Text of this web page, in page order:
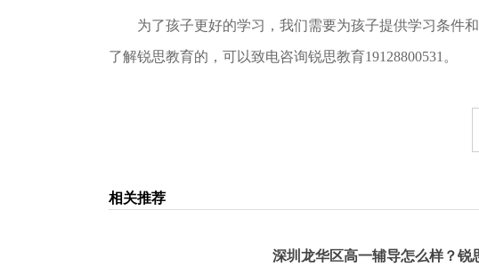
为了孩子更好的学习，我们需要为孩子提供学习条件和
了解锐思教育的，可以致电咨询锐思教育19128800531。
相关推荐
深圳龙华区高一辅导怎么样？锐